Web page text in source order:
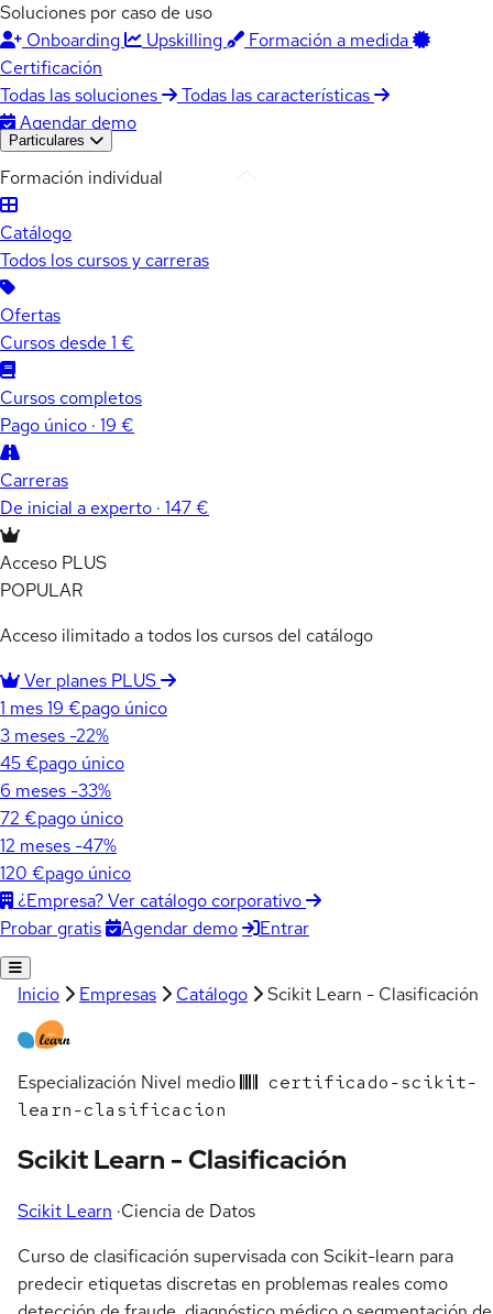
Soluciones por caso de uso
Onboarding
Upskilling
Formación a medida
Certificación
Todas las soluciones
Todas las características
Agendar demo
Particulares
Formación individual
Catálogo
Todos los cursos y carreras
Ofertas
Cursos desde 1 €
Cursos completos
Pago único · 19 €
Carreras
De inicial a experto · 147 €
Acceso PLUS
POPULAR
Acceso ilimitado a todos los cursos del catálogo
Ver planes PLUS
1 mes19 €pago único
3 meses -22%
45 €pago único
6 meses -33%
72 €pago único
12 meses -47%
120 €pago único
¿Empresa? Ver catálogo corporativo
Probar gratis
Agendar demo Entrar
Inicio Empresas Catálogo Scikit Learn - Clasificación
Especialización Nivel medio
certificado-scikit-
learn-clasificacion
Scikit Learn - Clasificación
Scikit Learn ·Ciencia de Datos
Curso de clasificación supervisada con Scikit-learn para
predecir etiquetas discretas en problemas reales como